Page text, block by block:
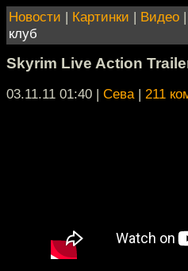
Новости | Картинки | Видео |
клуб
Skyrim Live Action
03.11.11 01:40 | Сева| 211